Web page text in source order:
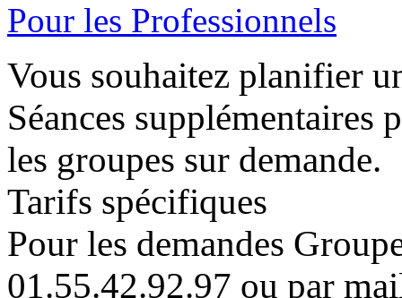
Pour les Professionnels
Vous souhaitez planifier
Séances supplémentaires
les groupes sur demande.
Tarifs spécifiques
Pour les demandes
01.55.42.92.97 ou par